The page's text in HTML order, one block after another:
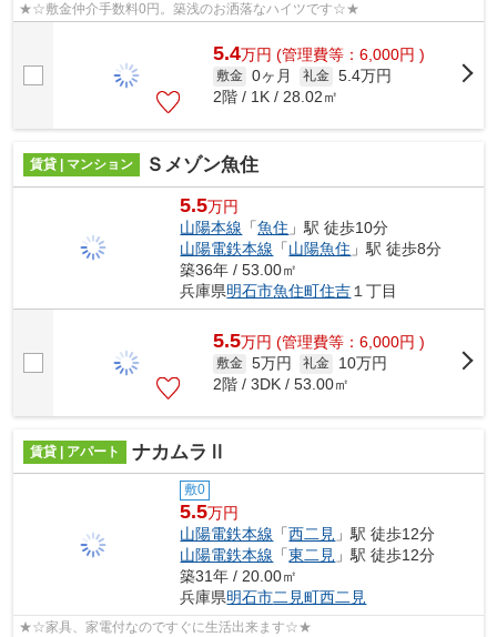
★☆敷金仲介手数料0円。築浅のお洒落なハイツです☆★
5.4万円 (管理費等：6,000円 )
敷金 0ヶ月 礼金 5.4万円
2階 / 1K / 28.02㎡
賃貸 | マンション Ｓメゾン魚住
5.5万円
山陽本線 「魚住 」駅 徒歩10分
山陽電鉄本線 「山陽魚住 」駅 徒歩8分
築36年 / 53.00㎡
兵庫県明石市魚住町住吉 １丁目
5.5万円 (管理費等：6,000円 )
敷金 5万円 礼金
10万円
2階 / 3DK / 53.00㎡
賃貸 | アパート ナカムラⅡ
敷0
5.5万円
山陽電鉄本線 「西二見 」駅 徒歩12分
山陽電鉄本線 「東二見 」駅 徒歩12分
築31年 / 20.00㎡
兵庫県明石市二見町西二見
★☆家具、家電付なのですぐに生活出来ます☆★